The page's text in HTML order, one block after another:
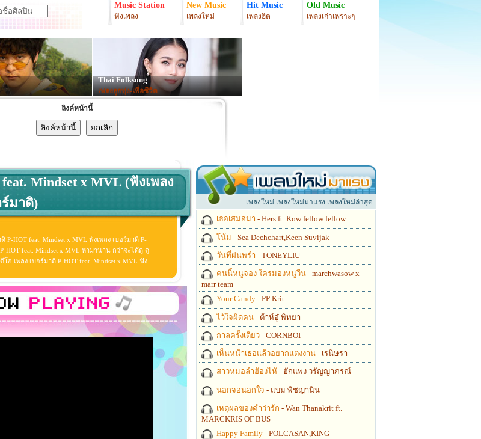
Music Station
ฟังเพลง
New Music
เพลงใหม่
Hit Music
เพลงฮิต
Old Music
เพลงเก่าเพราะๆ
Thai Folksong
เพลงลูกทุ่ง-เพื่อชีวิต
ลิงค์หน้านี้
Mindset x MVL (ฟังเพลง
ร์มาดิ)
P-HOT feat. Mindset x MVL ฟังเพลง เบอร์มาดิ P-
HOT feat. Mindset x MVL หามานาน กว่าจะได้ดู ดู
อ เพลง เบอร์มาดิ P-HOT feat. Mindset x MVL ฟัง
เพลงใหม่ เพลงใหม่มาแรง เพลงใหม่ล่าสุด
เธอเสมอมา - Hers ft. Kow fellow fellow
โน้ม - Sea Dechchart,Keen Suvijak
วันที่ฝนพรำ - TONEYLIU
คนนี้หนูจอง ใครมองหนูวีน - marchwasow x
marr team
Your Candy - PP Krit
ไว้ใจผิดคน - ต้าห์อู๋ พิทยา
กาลครั้งเดียว - CORNBOI
เห็นหน้าเธอแล้วอยากแต่งงาน - เรนิษรา
สาวหมอลำฮ้องไห้ - ฮักแพง วรัญญาภรณ์
นอกจอนอกใจ - แบม พิชญานิน
เหตุผลของคำว่ารัก - Wan Thanakrit ft.
MARCKRIS OF BUS
Happy Family - POLCASAN,KING